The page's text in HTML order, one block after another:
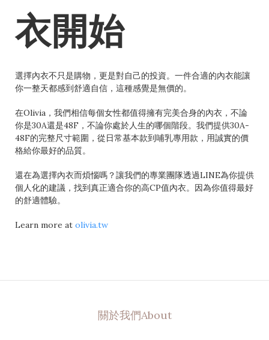
衣開始
選擇內衣不只是購物，更是對自己的投資。一件合適的內衣能讓
你一整天都感到舒適自信，這種感覺是無價的。
在Olivia，我們相信每個女性都值得擁有完美合身的內衣，不論
你是30A還是48F，不論你處於人生的哪個階段。我們提供30A-
48F的完整尺寸範圍，從日常基本款到哺乳專用款，用誠實的價
格給你最好的品質。
還在為選擇內衣而煩惱嗎？讓我們的專業團隊透過LINE為你提供
個人化的建議，找到真正適合你的高CP值內衣。因為你值得最好
的舒適體驗。
Learn more at olivia.tw
關於我們About